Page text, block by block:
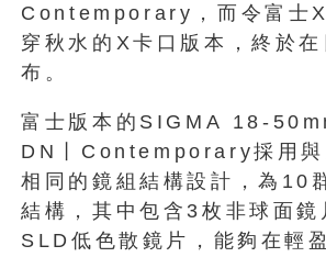
Contemporary，而令富士X
穿秋水的X卡口版本，終於在
布。
富士版本的SIGMA 18-
DN丨Contemporary採用與
相同的鏡組結構設計，為10
結構，其中包含3枚非球面鏡
SLD低色散鏡片，能夠在輕